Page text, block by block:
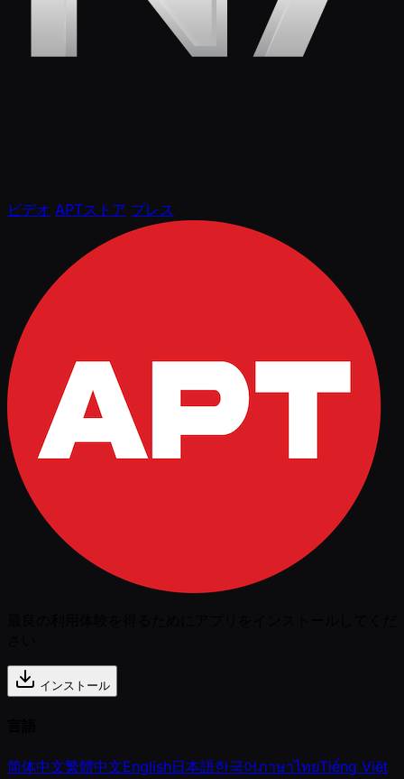
ビデオ APTストア プレス
インストール
简体中文繁體中文English日本語한국어ภาษาไทยTiếng Việt